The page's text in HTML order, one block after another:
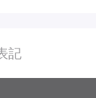
海外ブ
記